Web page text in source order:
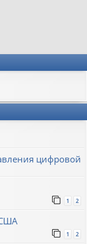
цифровой
1 2
1 2